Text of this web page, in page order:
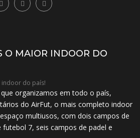
O MAIOR INDOOR DO
organizamos em todo o país,
do AirFut, o mais completo indoor
multiusos, com dois campos de
7, seis campos de padel e